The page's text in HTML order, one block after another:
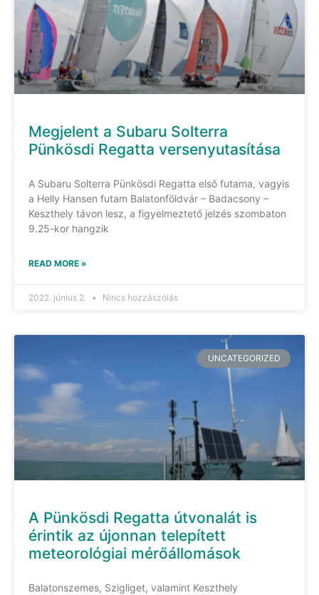
Megjelent a Subaru Solterra
Pünkösdi Regatta versenyutasítása
A Subaru Solterra Pünkösdi Regatta első futama, vagyis
a Helly Hansen futam Balatonföldvár – Badacsony –
Keszthely távon lesz, a figyelmeztető jelzés szombaton
9.25-kor hangzik
READ MORE »
2022. június 2. Nincs hozzászólás
UNCATEGORIZED
A Pünkösdi Regatta útvonalát is
érintik az újonnan telepített
meteorológiai mérőállomások
Balatonszemes, Szigliget, valamint Keszthely